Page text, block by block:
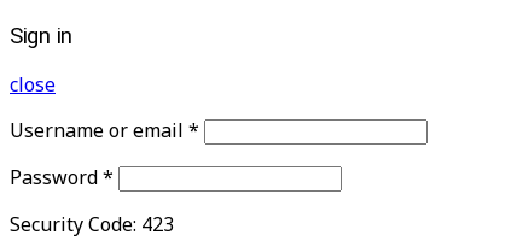
Sign in
close
Username or email *
Password*
Security Code: 423